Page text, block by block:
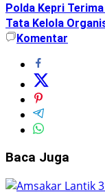
Polda Kepri
Tata Kelola
Komentar
Baca Juga